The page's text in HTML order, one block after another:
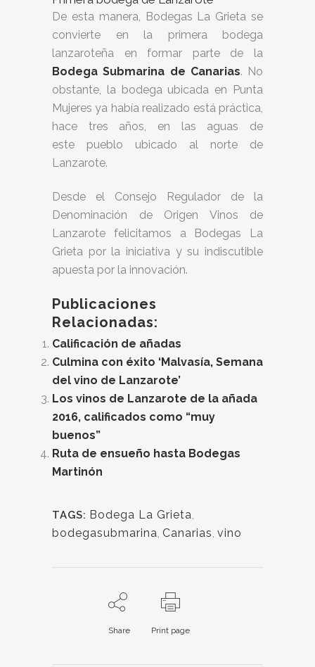
De esta manera, Bodegas La Grieta se
convierte en la primera bodega
lanzaroteña en formar parte de la
Bodega Submarina de Canarias. No
obstante, la bodega ubicada en Punta
Mujeres ya había realizado está práctica,
hace tres años, en las aguas de
este pueblo ubicado al norte de
Lanzarote.
Desde el Consejo Regulador de la
Denominación de Origen Vinos de
Lanzarote felicitamos a Bodegas La
Grieta por la iniciativa y su indiscutible
apuesta por la innovación.
Publicaciones
Relacionadas:
Calificación de añadas
Culmina con éxito ‘Malvasía, Semana
del vino de Lanzarote’
Los vinos de Lanzarote de la añada
2016, calificados como “muy
buenos”
Ruta de ensueño hasta Bodegas
Martinón
TAGS: Bodega La Grieta,
bodegasubmarina, Canarias, vino
Share Print page